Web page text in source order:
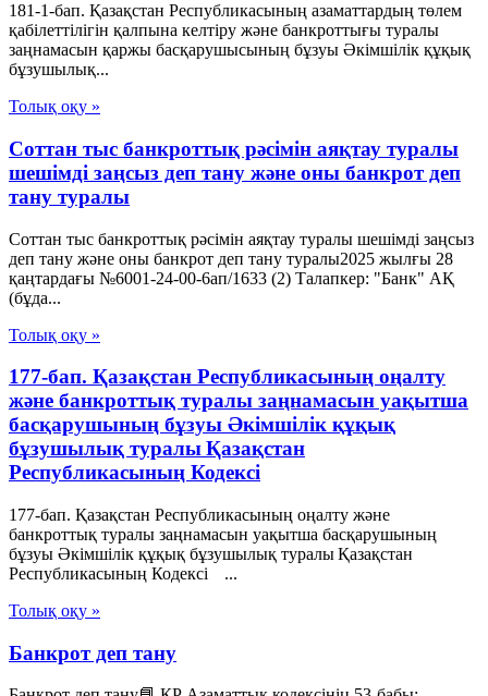
181-1-бап. Қазақстан Республикасының азаматтардың төлем
қабілеттілігін қалпына келтіру және банкроттығы туралы
заңнамасын қаржы басқарушысының бұзуы Әкімшілік құқық
бұзушылық...
Толық оқу »
Соттан тыс банкроттық рәсімін аяқтау туралы
шешімді заңсыз деп тану және оны банкрот деп
тану туралы
Соттан тыс банкроттық рәсімін аяқтау туралы шешімді заңсыз
деп тану және оны банкрот деп тану туралы2025 жылғы 28
қаңтардағы №6001-24-00-6ап/1633 (2) Талапкер: "Банк" АҚ
(бұда...
Толық оқу »
177-бап. Қазақстан Республикасының оңалту
және банкроттық туралы заңнамасын уақытша
басқарушының бұзуы Әкімшілік құқық
бұзушылық туралы Қазақстан
Республикасының Кодексі
177-бап. Қазақстан Республикасының оңалту және
банкроттық туралы заңнамасын уақытша басқарушының
бұзуы Әкімшілік құқық бұзушылық туралы Қазақстан
Республикасының Кодексі ...
Толық оқу »
Банкрот деп тану